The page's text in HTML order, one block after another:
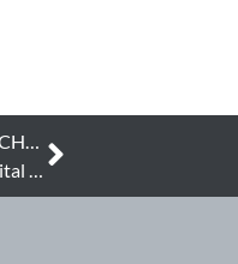
NÄCHSTER
Digital Elektronik im Gespräch über die Zukunft der EMS Branche